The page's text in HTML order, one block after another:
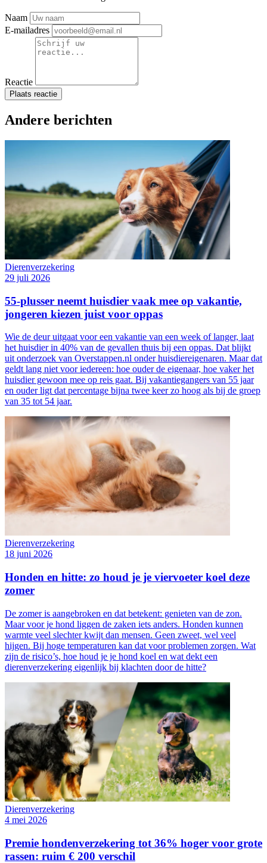
Naam
E-mailadres
Reactie
Plaats reactie
Andere berichten
Dierenverzekering
29 juli 2026
55-plusser neemt huisdier vaak mee op vakantie,
jongeren kiezen juist voor oppas
Wie de deur uitgaat voor een vakantie van een week of langer, laat
het huisdier in 40% van de gevallen thuis bij een oppas. Dat blijkt
uit onderzoek van Overstappen.nl onder huisdiereigenaren. Maar dat
geldt lang niet voor iedereen: hoe ouder de eigenaar, hoe vaker het
huisdier gewoon mee op reis gaat. Bij vakantiegangers van 55 jaar
en ouder ligt dat percentage bijna twee keer zo hoog als bij de groep
van 35 tot 54 jaar.
Dierenverzekering
18 juni 2026
Honden en hitte: zo houd je je viervoeter koel deze
zomer
De zomer is aangebroken en dat betekent: genieten van de zon.
Maar voor je hond liggen de zaken iets anders. Honden kunnen
warmte veel slechter kwijt dan mensen. Geen zweet, wel veel
hijgen. Bij hoge temperaturen kan dat voor problemen zorgen. Wat
zijn de risico’s, hoe houd je je hond koel en wat dekt een
dierenverzekering eigenlijk bij klachten door de hitte?
Dierenverzekering
4 mei 2026
Premie hondenverzekering tot 36% hoger voor grote
rassen: ruim € 200 verschil